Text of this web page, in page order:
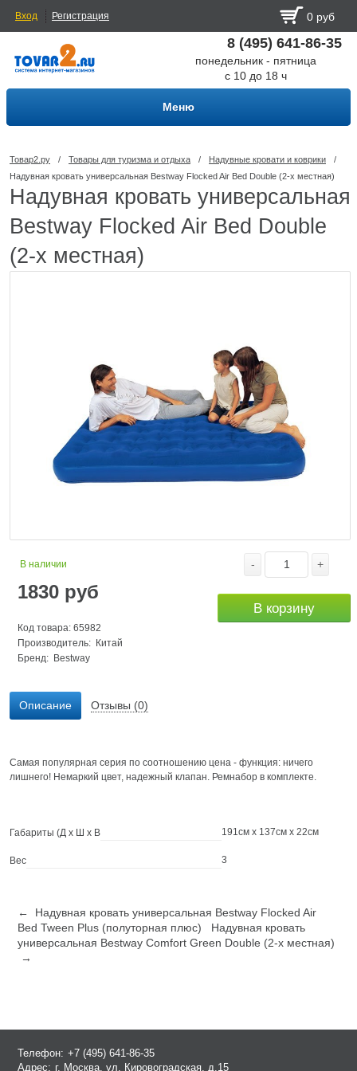
Вход Регистрация 0 руб
8 (495) 641-86-35
понедельник - пятница
с 10 до 18 ч
Меню
Товар2.ру / Товары для туризма и отдыха / Надувные кровати и коврики
/
Надувная кровать универсальная Bestway Flocked Air Bed Double (2-х местная)
Надувная кровать универсальная
Bestway Flocked Air Bed Double
(2-х местная)
В наличии
1830 руб
Код товара: 65982
Производитель: Китай
Бренд: Bestway
- +
В корзину
Описание Отзывы (0)
Самая популярная серия по соотношению цена - функция: ничего
лишнего! Немаркий цвет, надежный клапан. Ремнабор в комплекте.
Габариты (Д х Ш х В 191см x 137см x 22см
Вес 3
← Надувная кровать универсальная Bestway Flocked Air
Bed Tween Plus (полуторная плюс)
Надувная кровать
универсальная Bestway Comfort Green Double (2-х местная)
→
Телефон: +7 (495) 641-86-35
Адрес: г. Москва, ул. Кировоградская, д.15